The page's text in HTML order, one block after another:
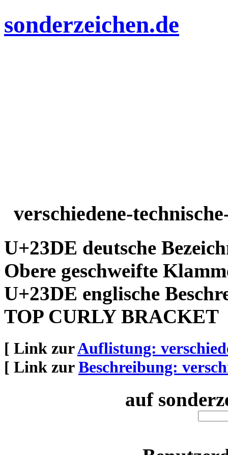
sonderzeichen.de
verschiedene-
U+23DE deutsche
Obere geschweifte
U+23DE englische
TOP CURLY BRACKET
[ Link zurAuflistung:
[ Link zurBeschreibung:
auf